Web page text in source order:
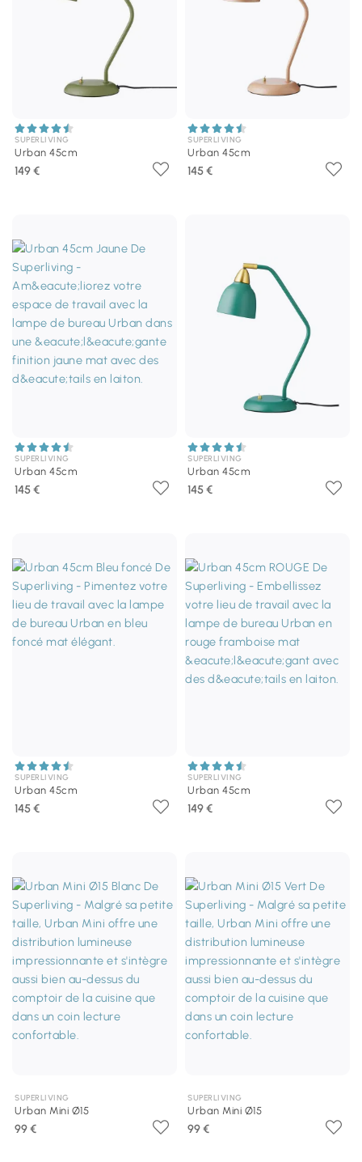
SUPERLIVING
Urban 45cm
149 €
SUPERLIVING
Urban 45cm
145 €
SUPERLIVING
Urban 45cm
145 €
SUPERLIVING
Urban 45cm
145 €
SUPERLIVING
Urban 45cm
145 €
SUPERLIVING
Urban 45cm
149 €
SUPERLIVING
Urban Mini Ø15
99 €
SUPERLIVING
Urban Mini Ø15
99 €